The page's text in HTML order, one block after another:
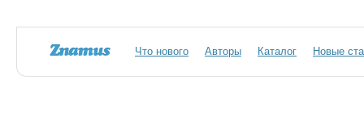
Что нового Авторы Каталог Новые